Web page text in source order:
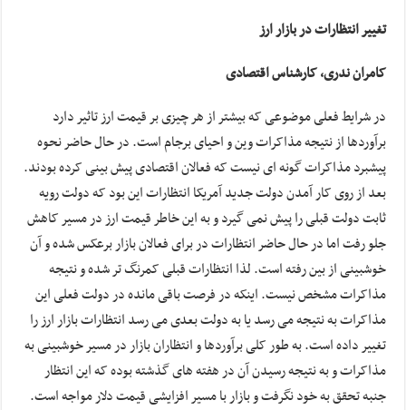
تغییر انتظارات در بازار ارز
کامران ندری، کارشناس اقتصادی
در شرایط فعلی موضوعی که بیشتر از هر چیزی بر قیمت ارز تاثیر دارد
برآوردها از نتیجه مذاکرات وین و احیای برجام است. در حال حاضر نحوه
پیشبرد مذاکرات گونه ای نیست که فعالان اقتصادی پیش بینی کرده بودند.
بعد از روی کار آمدن دولت جدید آمریکا انتظارات این بود که دولت رویه
ثابت دولت قبلی را پیش نمی گیرد و به این خاطر قیمت ارز در مسیر کاهش
جلو رفت اما در حال حاضر انتظارات در برای فعالان بازار برعکس شده و آن
خوشبینی از بین رفته است. لذا انتظارات قبلی کمرنگ تر شده و نتیجه
مذاکرات مشخص نیست. اینکه در فرصت باقی مانده در دولت فعلی این
مذاکرات به نتیجه می رسد یا به دولت بعدی می رسد انتظارات بازار ارز را
تغییر داده است. به طور کلی برآوردها و انتظاران بازار در مسیر خوشبینی به
مذاکرات و به نتیجه رسیدن آن در هفته های گذشته بوده که این انتظار
جنبه تحقق به خود نگرفت و بازار با مسیر افزایشی قیمت دلار مواجه است.